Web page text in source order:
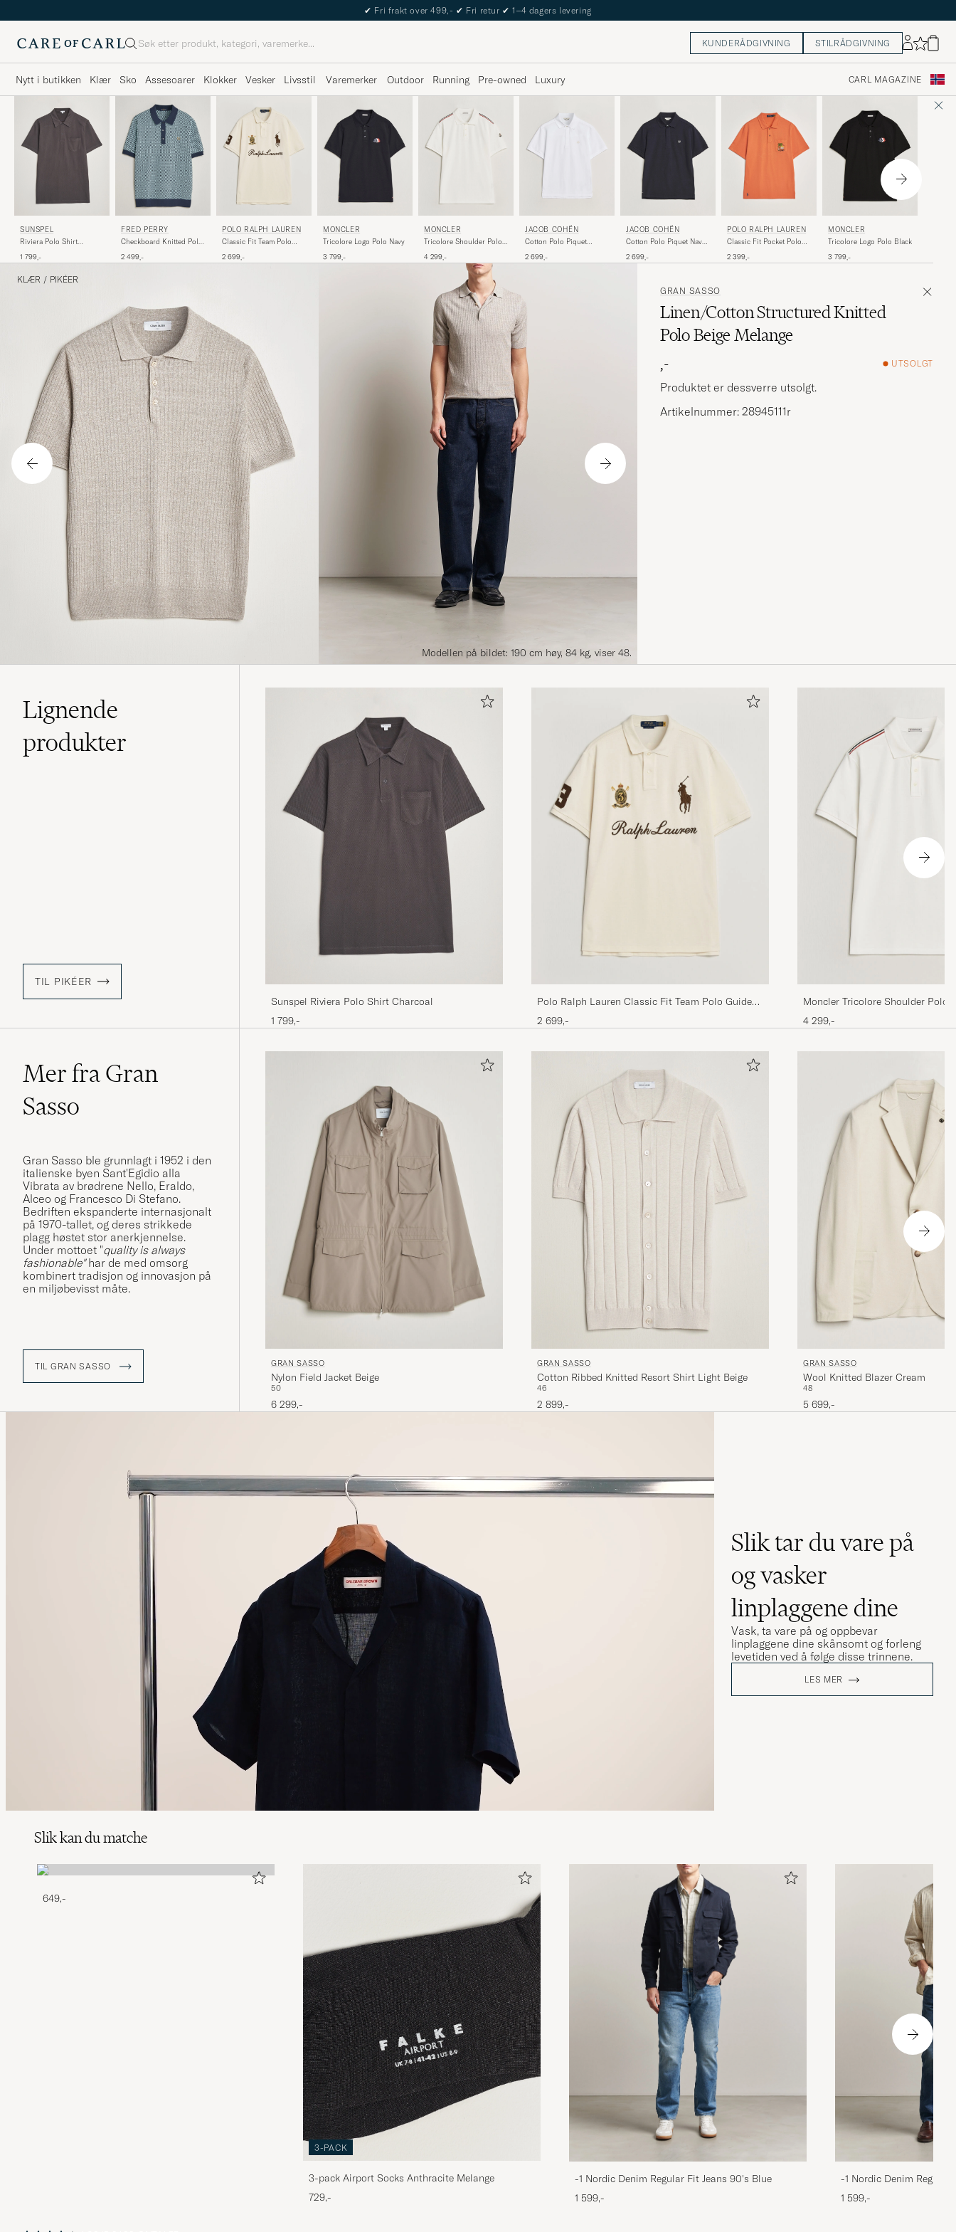
The Care of Carl Passport
Søk KUNDERÅDGIVNING STILRÅDGIVNING
Nytt i butikken Klær Sko Assesoarer Klokker Vesker Livsstil Varemerker Outdoor Running Pre-owned Luxury CARL MAGAZINE
SUNSPEL
Riviera Polo Shirt
1 799,-
FRED PERRY
Checkboard Knitted Polo
2 499,-
POLO RALPH LAUREN
Classic Fit Team Polo
2 699,-
MONCLER
Tricolore Logo Polo Navy
3 799,-
MONCLER
Tricolore Shoulder Polo
4 299,-
JACOB COHËN
Cotton Polo Piquet
2 699,-
JACOB COHËN
Cotton Polo Piquet Navy
2 699,-
POLO RALPH LAUREN
Classic Fit Pocket Polo
2 399,-
MONCLER
Tricolore Logo Polo Black
3 799,-
KLÆR / PIKÉER
Modellen på bildet: 190 cm høy, 84 kg, viser 48.
GRAN SASSO
Linen/Cotton Structured Knitted
Polo Beige Melange
,-
UTSOLGT
Produktet er dessverre utsolgt.
Artikelnummer: 28945111r
Lignende
produkter
TIL PIKÉER
Sunspel Riviera Polo Shirt Charcoal
1 799,-
Polo Ralph Lauren Classic Fit Team Polo Guide
Cream
2 699,-
Moncler Tricolore Shoulder Polo
4 299,-
Mer fra Gran
Sasso
Gran Sasso ble grunnlagt i 1952 i den
italienske byen Sant'Egidio alla
Vibrata av brødrene Nello, Eraldo,
Alceo og Francesco Di Stefano.
Bedriften ekspanderte internasjonalt
på 1970-tallet, og deres strikkede
plagg høstet stor anerkjennelse.
Under mottoet "quality is always
fashionable"har de med omsorg
kombinert tradisjon og innovasjon på
en miljøbevisst måte.
TIL GRAN SASSO GRAN SASSO
Nylon Field Jacket Beige
50
6 299,-
GRAN SASSO
Cotton Ribbed Knitted Resort Shirt Light Beige
46
2 899,-
GRAN SASSO
Wool Knitted Blazer Cream
48
5 699,-
Slik tar du vare på
og vasker
linplaggene dine
Vask, ta vare på og oppbevar
linplaggene dine skånsomt og forleng
levetiden ved å følge disse trinnene.
LES MER
Slik kan du matche
649,-
3-PACK
3-pack Airport Socks Anthracite Melange
729,-
-1 Nordic Denim Regular Fit Jeans 90's Blue
1 599,-
-1 Nordic Denim Regular
1 599,-